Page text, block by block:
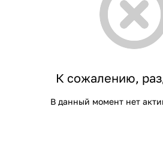
К сожалению,
В данный момент нет